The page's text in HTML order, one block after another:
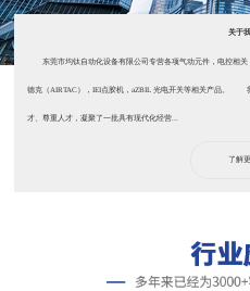
关于
东莞市均钛自动化设备有限公司专营各项气动元件，电控相关
德克（AIRTAC），IEI点胶机，aZBIL 光电开关等相关产品。
才、尊重人才，凝聚了一批具有现代化经营...
了解